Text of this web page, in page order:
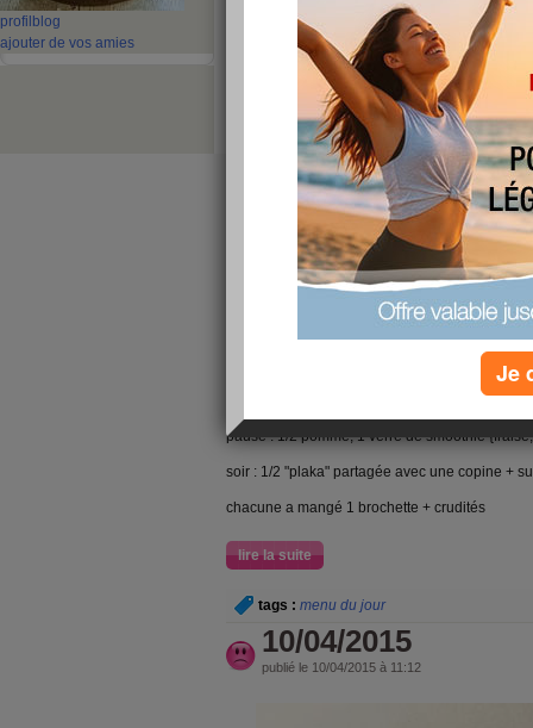
profil blog
ajouter de vos amies
21 - 26 »
‹ Préc. 1 2 3 4 5
récap de menus !
publié le 15/04/2015 à 08:24
mercredi 15/
matin : 1 tasse de café ss sucre, 1/3 de part
clémentine (ou mandarine, je ne sais plus)
mardi 14/04/
matin : 1 mug de thé vanille, 1/2 pomme + filet
midi : riz thaï, plein de laitue + vinaigrette au
curcuma et gingembre, champignons de paris
pause : 1/2 pomme, 1 verre de smoothie
soir : 1/2 "plaka" partagée avec une copine +
chacune a mangé 1 brochette + crudités
lire la suite
tags : menu du jour
10/04/2015
publié le 10/04/2015 à 11:12
Je